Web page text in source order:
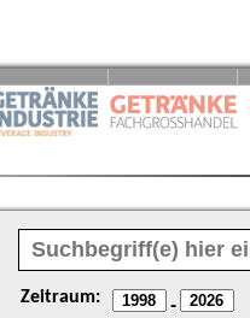
Zeitraum: -